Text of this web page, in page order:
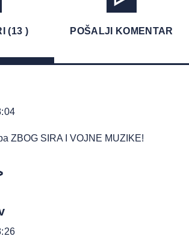
(13 ) POŠALJI KOMENTAR
ZBOG SIRA I VOJNE MUZIKE!